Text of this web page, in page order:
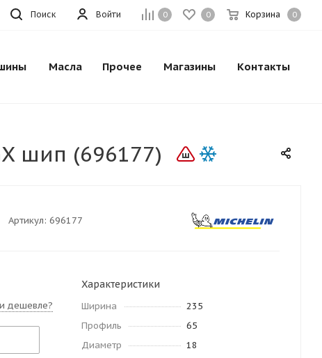
0 0 Корзина 0
Войти
Поиск
Масла Прочее Магазины Контакты
шип (696177)
Артикул: 696177
дешевле?
Характеристики
Ширина
235
Профиль
65
Диаметр
18